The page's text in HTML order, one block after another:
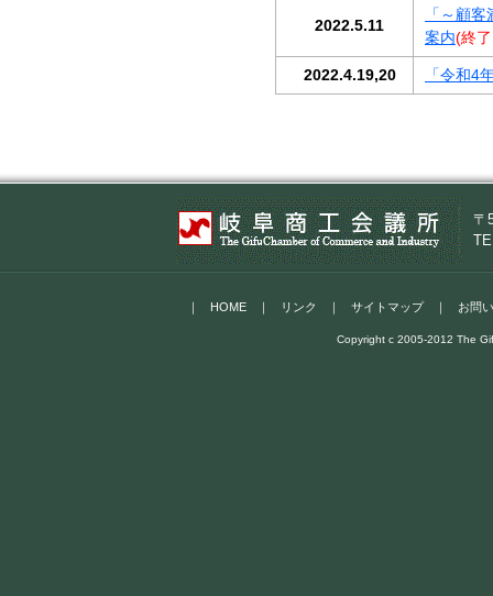
2022.5.11
「～顧
案内(終
2022.4.19,20 「令和4
〒
｜ HOME ｜ リンク ｜ サイトマップ ｜ お問
Copyright c 2005-2012 The